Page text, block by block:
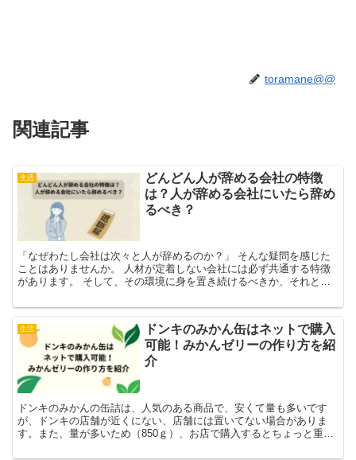
toramane@@
関連記事
生活
どんどん人が辞める会社の特徴
は？人が辞める会社にいたら辞め
るべき？
「なぜわたし会社は次々と人が辞めるのか？」 そんな疑問を感じた
ことはありませんか。 人材が定着しない会社には必ず共通する特徴
があります。 そして、その環境に身を置き続けるべきか、それとも
生活
ドンキのみかん缶はネットで購入
可能！みかんゼリーの作り方を紹
介
ドンキのみかんの缶詰は、人気のある商品で、安くて量も多いです
が、ドンキの店舗が近くにない、店舗には置いてない場合がありま
す。また、量が多いため（850ｇ）、お店で購入するとちょっと重た